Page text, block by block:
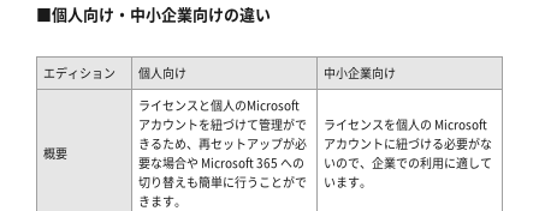
■個人向け・中小企業向けの違い
エディション 個人向け 中小企業向け
概要
ライセンスと個人のMicrosoft
アカウントを紐づけて管理がで
きるため、再セットアップが必
要な場合や Microsoft 365 への
切り替えも簡単に行うことがで
きます。
ライセンスを個人の Microsoft
アカウントに紐づける必要がな
いので、企業での利用に適して
います。